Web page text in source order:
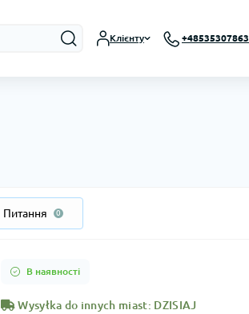
Клієнту +48535307863
Питання 0
В наявності
Wysyłka do innych miast: DZISIAJ